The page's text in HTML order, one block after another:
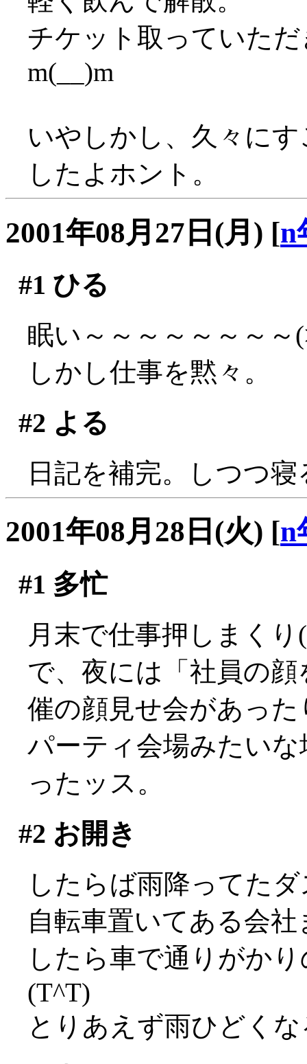
チケット取っていた
m(__)m
いやしかし、久々に
したよホント。
2001年08月27日(月) [n
#1 ひる
眠い～～～～～～～～
しかし仕事を黙々。
#2 よる
日記を補完。しつつ
2001年08月28日(火) [n
#1 多忙
月末で仕事押しまくり
で、夜には「社員の
催の顔見せ会があった
パーティ会場みたい
ったッス。
#2 お開き
したらば雨降ってた
自転車置いてある会
したら車で通りがか
(T^T)
とりあえず雨ひどく